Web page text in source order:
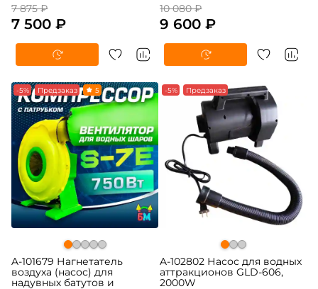
7 875 ₽
7 500 ₽
10 080 ₽
9 600 ₽
-5% Предзаказ 5
A-101679 Нагнетатель
воздуха (насос) для
надувных батутов и
-5% Предзаказ
A-102802 Насос для водных
аттракционов GLD-606,
2000W